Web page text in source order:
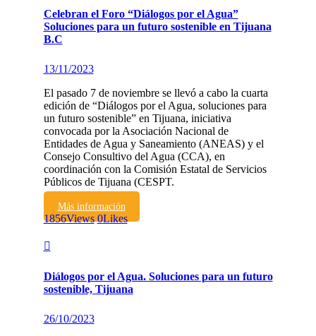
Celebran el Foro “Diálogos por el Agua”
Soluciones para un futuro sostenible en Tijuana
B.C
13/11/2023
El pasado 7 de noviembre se llevó a cabo la cuarta
edición de “Diálogos por el Agua, soluciones para
un futuro sostenible” en Tijuana, iniciativa
convocada por la Asociación Nacional de
Entidades de Agua y Saneamiento (ANEAS) y el
Consejo Consultivo del Agua (CCA), en
coordinación con la Comisión Estatal de Servicios
Públicos de Tijuana (CESPT.
Más información
1856Views 0Likes
Diálogos por el Agua. Soluciones para un futuro
sostenible, Tijuana
26/10/2023